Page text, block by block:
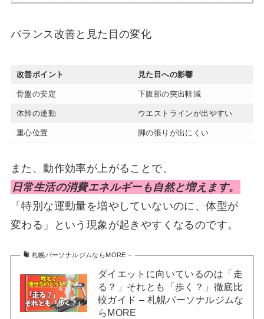
バランス改善と見た目の変化
改善ポイント 見た目への影響
骨盤の安定 下腹部の突出軽減
体幹の連動 ウエストラインが出やすい
重心位置 脚の張りが出にくい
また、動作効率が上がることで、
日常生活の消費エネルギーも自然と増えます。
「特別な運動量を増やしていないのに、体型が
変わる」という現象が起きやすくなるのです。
札幌パーソナルジムならMORE –
ダイエットに向いているのは「走
る？」それとも「歩く？」徹底比
較ガイド – 札幌パーソナルジムな
らMORE